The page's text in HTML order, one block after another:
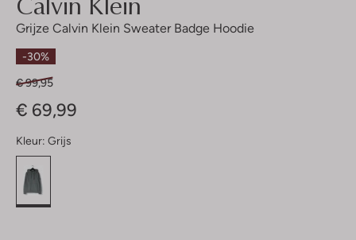
Grijze Calvin Klein Sweater Badge Hoodie
-30%
€ 99,95
€ 69,99
Kleur: Grijs